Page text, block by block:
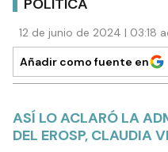
POLÍTICA
12 de junio de 2024 | 03:18
Añadir como fuente en
ASÍ LO ACLARÓ LA
DEL EROSP, CLAUDIA